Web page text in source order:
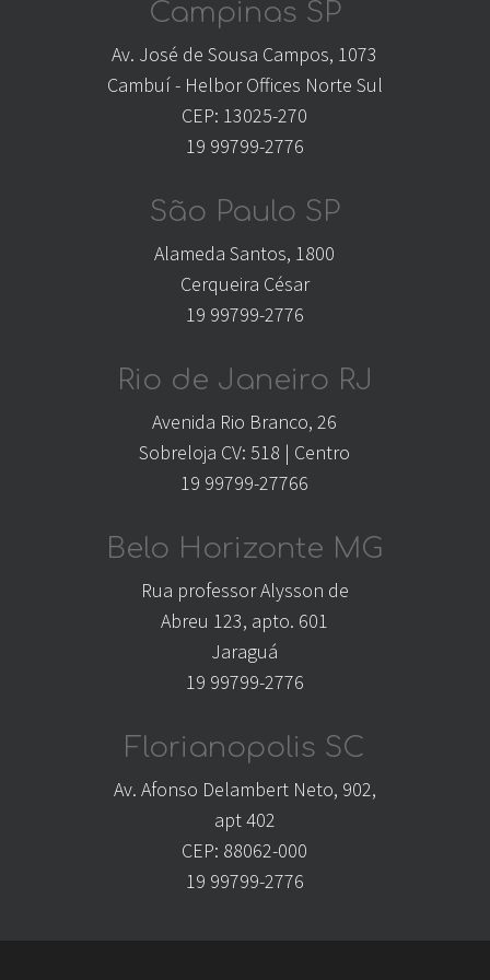
Campinas SP
Av. José de Sousa Campos, 1073
Cambuí - Helbor Offices Norte Sul
CEP: 13025-270
19 99799-2776
São Paulo SP
Alameda Santos, 1800
Cerqueira César
19 99799-2776
Rio de Janeiro RJ
Avenida Rio Branco, 26
Sobreloja CV: 518 | Centro
19 99799-27766
Belo Horizonte MG
Rua professor Alysson de
Abreu 123, apto. 601
Jaraguá
19 99799-2776
Florianopolis SC
Av. Afonso Delambert Neto, 902,
apt 402
CEP: 88062-000
19 99799-2776